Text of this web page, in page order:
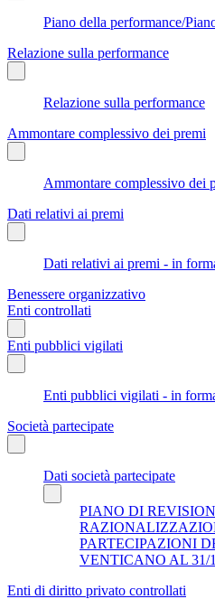
Piano della performance/
Relazione sulla performance
Relazione sulla performance
Ammontare complessivo dei premi
Ammontare complessivo dei
Dati relativi ai premi
Dati relativi ai premi - in
Benessere organizzativo
Enti controllati
Enti pubblici vigilati
Enti pubblici vigilati - in
Società partecipate
Dati società partecipate
PIANO DI
PARTECIPAZIONI
VENTICANO AL 31/
Enti di diritto privato controllati